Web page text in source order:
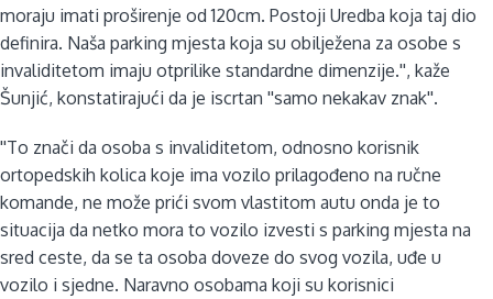
moraju imati proširenje od 120cm. Postoji Uredba koja taj dio
definira. Naša parking mjesta koja su obilježena za osobe s
invaliditetom imaju otprilike standardne dimenzije.'', kaže
Šunjić, konstatirajući da je iscrtan ''samo nekakav znak''.
''To znači da osoba s invaliditetom, odnosno korisnik
ortopedskih kolica koje ima vozilo prilagođeno na ručne
komande, ne može prići svom vlastitom autu onda je to
situacija da netko mora to vozilo izvesti s parking mjesta na
sred ceste, da se ta osoba doveze do svog vozila, uđe u
vozilo i sjedne. Naravno osobama koji su korisnici